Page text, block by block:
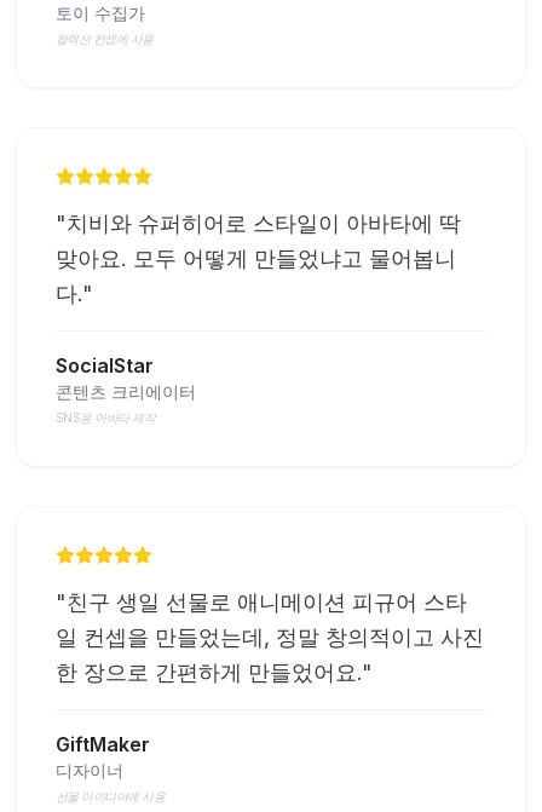
토이 수집가
컬렉션 컨셉에 사용
"치비와 슈퍼히어로 스타일이 아바타에 딱
맞아요. 모두 어떻게 만들었냐고 물어봅니
다."
SocialStar
콘텐츠 크리에이터
SNS용 아바타 제작
"친구 생일 선물로 애니메이션 피규어 스타
일 컨셉을 만들었는데, 정말 창의적이고 사진
한 장으로 간편하게 만들었어요."
GiftMaker
디자이너
선물 아이디어에 사용